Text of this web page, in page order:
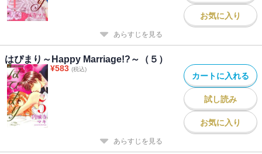
お気に入り
あらすじを見る
はぴまり～Happy Marriage!?～（５）
¥583 (税込)
カートに入れる
試し読み
お気に入り
あらすじを見る